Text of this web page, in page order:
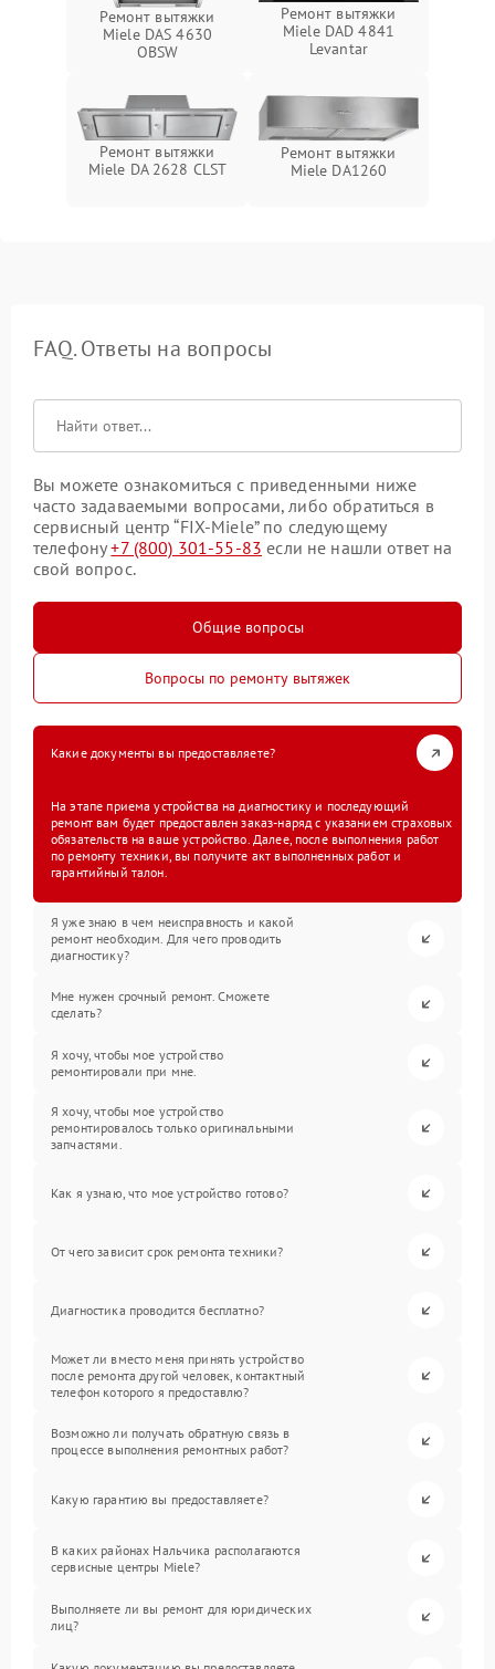
Ремонт вытяжки
Miele DAS 4630
OBSW
Ремонт вытяжки
Miele DAD 4841
Levantar
Ремонт вытяжки
Miele DA 2628 CLST
Ремонт вытяжки
Miele DA1260
FAQ. Ответы на вопросы
Вы можете ознакомиться с приведенными ниже
часто задаваемыми вопросами, либо обратиться в
сервисный центр “FIX-Miele” по следующему
телефону+7 (800) 301-55-83 если не нашли ответ на
свой вопрос.
Общие вопросы
Вопросы по ремонту вытяжек
Какие документы вы предоставляете?
На этапе приема устройства на диагностику и последующий
ремонт вам будет предоставлен заказ-наряд с указанием страховых
обязательств на ваше устройство. Далее, после выполнения работ
по ремонту техники, вы получите акт выполненных работ и
гарантийный талон.
Я уже знаю в чем неисправность и какой
ремонт необходим. Для чего проводить
диагностику?
Мне нужен срочный ремонт. Сможете
сделать?
Я хочу, чтобы мое устройство
ремонтировали при мне.
Я хочу, чтобы мое устройство
ремонтировалось только оригинальными
запчастями.
Как я узнаю, что мое устройство готово?
От чего зависит срок ремонта техники?
Диагностика проводится бесплатно?
Может ли вместо меня принять устройство
после ремонта другой человек, контактный
телефон которого я предоставлю?
Возможно ли получать обратную связь в
процессе выполнения ремонтных работ?
Какую гарантию вы предоставляете?
В каких районах Нальчика располагаются
сервисные центры Miele?
Выполняете ли вы ремонт для юридических
лиц?